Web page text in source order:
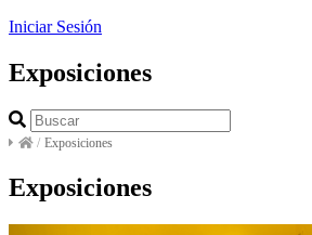
Iniciar Sesión
Exposiciones
/ Exposiciones
Exposiciones